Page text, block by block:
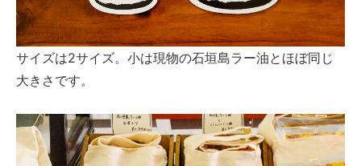
サイズは2サイズ。小は現物の石垣島ラー油とほぼ同じ
大きさです。